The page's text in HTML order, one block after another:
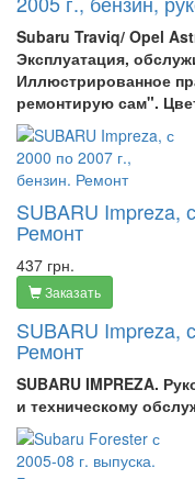
Subaru Traviq/ Opel
Эксплуатация,
Иллюстрированное
ремонтирую сам".
SUBARU Impreza,
Ремонт
437 грн.
Заказать
SUBARU Impreza,
Ремонт
SUBARU IMPREZA.
и техническому